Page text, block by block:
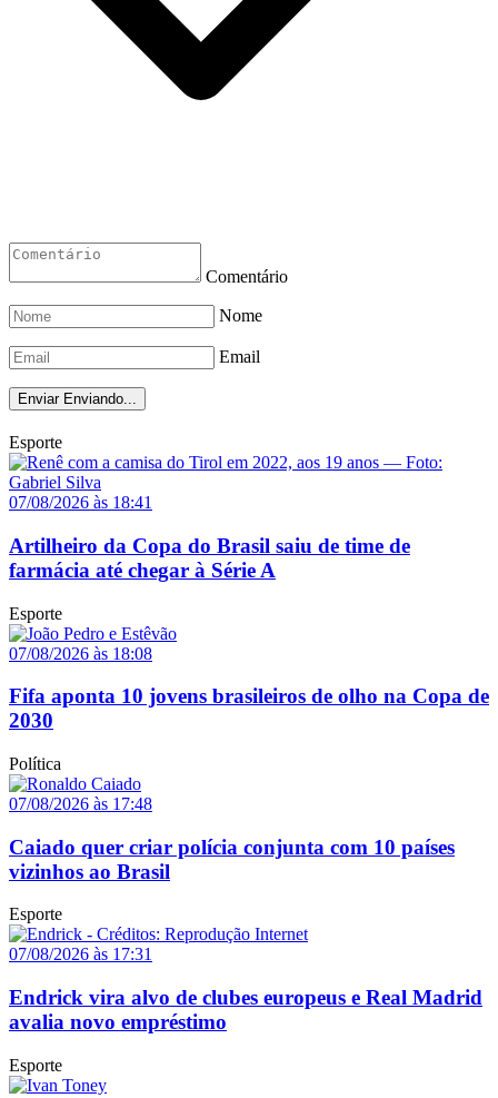
Comentário
Nome
Email
Enviar Enviando...
Esporte
07/08/2026 às 18:41
Artilheiro da Copa do Brasil saiu de time de
farmácia até chegar à Série A
Esporte
07/08/2026 às 18:08
Fifa aponta 10 jovens brasileiros de olho na Copa de
2030
Política
07/08/2026 às 17:48
Caiado quer criar polícia conjunta com 10 países
vizinhos ao Brasil
Esporte
07/08/2026 às 17:31
Endrick vira alvo de clubes europeus e Real Madrid
avalia novo empréstimo
Esporte